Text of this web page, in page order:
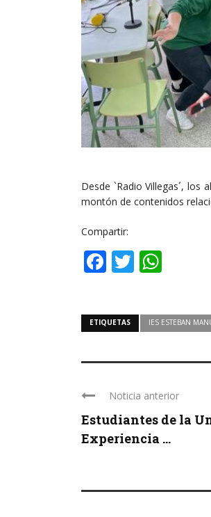
Desde `Radio Villegas´,
montón de contenidos
Compartir:
Facebook
Twitter
ETIQUETAS IES ESTEBAN
Noticia anterior
Estudiantes de la
Experiencia ...